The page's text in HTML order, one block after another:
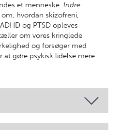
et menneske. Indre
hvordan skizofreni,
og PTSD opleves
om vores kringlede
og forsøger med
at gøre psykisk lidelse mere